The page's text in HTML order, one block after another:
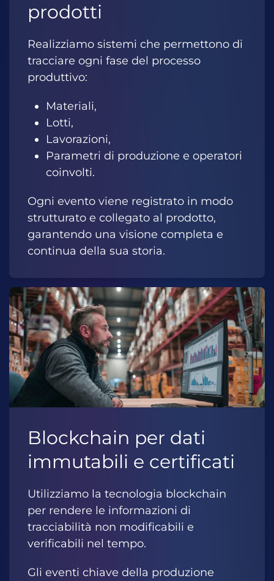
prodotti
Realizziamo sistemi che permettono di
tracciare ogni fase del processo
produttivo:
Materiali,
Lotti,
Lavorazioni,
Parametri di produzione e operatori
coinvolti.
Ogni evento viene registrato in modo
strutturato e collegato al prodotto,
garantendo una visione completa e
continua della sua storia.
Blockchain per dati
immutabili e certificati
Utilizziamo la tecnologia blockchain
per rendere le informazioni di
tracciabilità non modificabili e
verificabili nel tempo.
Gli eventi chiave della produzione